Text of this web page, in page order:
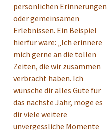
persönlichen Erinnerungen
oder gemeinsamen
Erlebnissen. Ein Beispiel
hierfür wäre: „Ich erinnere
mich gerne an die tollen
Zeiten, die wir zusammen
verbracht haben. Ich
wünsche dir alles Gute für
das nächste Jahr, möge es
dir viele weitere
unvergessliche Momente